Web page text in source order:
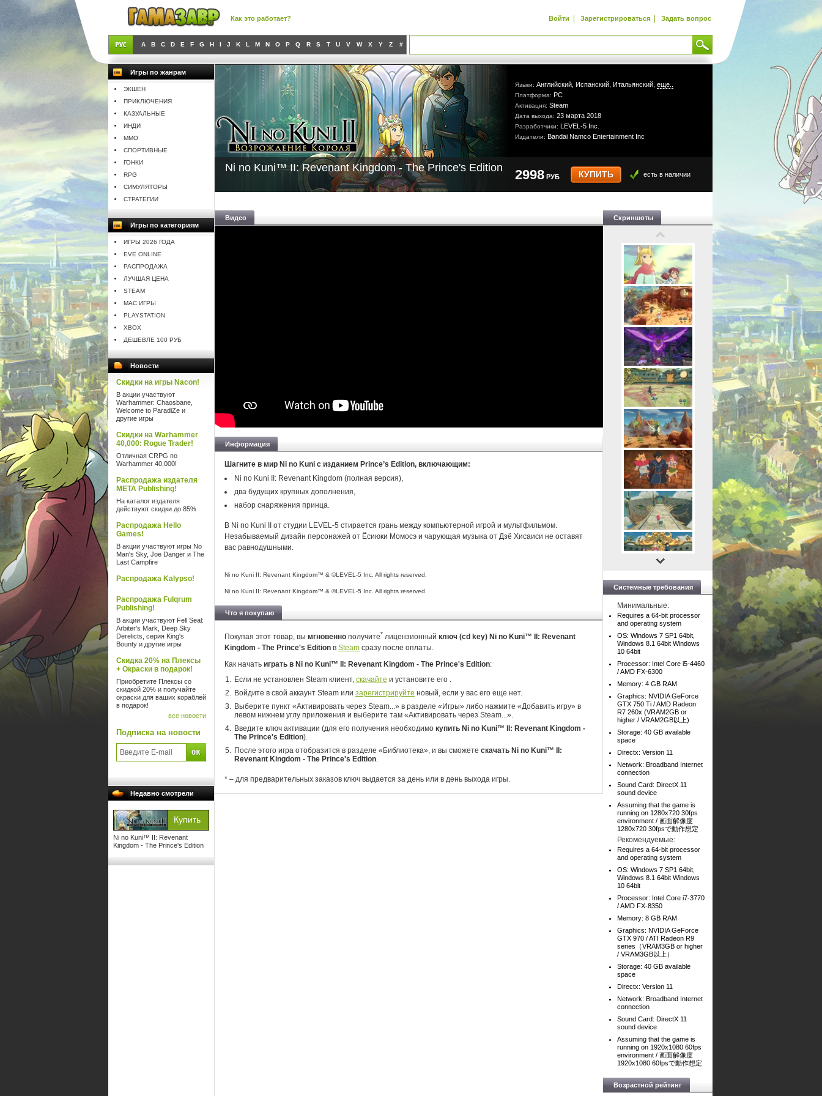
Как это работает? Войти | Зарегистрироваться | Задать вопрос
A B C D E F G H I J K L M N O P Q R S T U V W X Y Z #
Игры по жанрам
ЭКШЕН
ПРИКЛЮЧЕНИЯ
КАЗУАЛЬНЫЕ
ИНДИ
MMO
СПОРТИВНЫЕ
ГОНКИ
RPG
СИМУЛЯТОРЫ
СТРАТЕГИИ
Игры по категориям
ИГРЫ 2026 ГОДА
EVE ONLINE
РАСПРОДАЖА
ЛУЧШАЯ ЦЕНА
STEAM
MAC ИГРЫ
PLAYSTATION
XBOX
ДЕШЕВЛЕ 100 РУБ
Новости
Скидки на игры Nacon!
В акции участвуют
Warhammer: Chaosbane,
Welcome to ParadiZe и
другие игры
Скидки на Warhammer
40,000: Rogue Trader!
Отличная CRPG по
Warhammer 40,000!
Распродажа издателя
META Publishing!
На каталог издателя
действуют скидки до 85%
Распродажа Hello
Games!
В акции участвуют игры No
Man's Sky, Joe Danger и The
Last Campfire
Распродажа Kalypso!
Распродажа Fulqrum
Publishing!
В акции участвуют Fell Seal:
Arbiter's Mark, Deep Sky
Derelicts, серия King's
Bounty и другие игры
Скидка 20% на Плексы
+ Окраски в подарок!
Приобретите Плексы со
скидкой 20% и получайте
окраски для ваших кораблей
в подарок!
все новости
Подписка на новости
Недавно смотрели
Ni no Kuni™ II: Revenant
Kingdom - The Prince's Edition
Языки: Английский, Испанский, Итальянский, еще..
Платформа: PC
Активация: Steam
Дата выхода: 23 марта 2018
Разработчики: LEVEL-5 Inc.
Издатели: Bandai Namco Entertainment Inc
Ni no Kuni™ II: Revenant Kingdom - The Prince's Edition 2998 РУБ КУПИТЬ есть в наличии
Видео
Информация
Шагните в мир Ni no Kuni с изданием Prince’s Edition, включающим:
Ni no Kuni II: Revenant Kingdom (полная версия),
два будущих крупных дополнения,
набор снаряжения принца.
В Ni no Kuni II от студии LEVEL-5 стирается грань между компьютерной игрой и мультфильмом.
Незабываемый дизайн персонажей от Ёсиюки Момосэ и чарующая музыка от Дзё Хисаиси не оставят
вас равнодушными.
Ni no Kuni II: Revenant Kingdom™ & ©LEVEL-5 Inc. All rights reserved.
Ni no Kuni II: Revenant Kingdom™ & ©LEVEL-5 Inc. All rights reserved.
Что я покупаю
Покупая этот товар, вы мгновенно получите* лицензионный ключ (cd key) Ni no Kuni™ II: Revenant
Kingdom - The Prince's Edition в Steam сразу после оплаты.
Как начать играть в Ni no Kuni™ II: Revenant Kingdom - The Prince's Edition:
Если не установлен Steam клиент, скачайте и установите его .
Войдите в свой аккаунт Steam или зарегистрируйте новый, если у вас его еще нет.
Выберите пункт «Активировать через Steam...» в разделе «Игры» либо нажмите «Добавить игру» в
левом нижнем углу приложения и выберите там «Активировать через Steam...».
Введите ключ активации (для его получения необходимо купить Ni no Kuni™ II: Revenant Kingdom -
The Prince's Edition).
После этого игра отобразится в разделе «Библиотека», и вы сможете скачать Ni no Kuni™ II:
Revenant Kingdom - The Prince's Edition.
* – для предварительных заказов ключ выдается за день или в день выхода игры.
Скриншоты
Системные требования
Минимальные:
Requires a 64-bit processor
and operating system
OS: Windows 7 SP1 64bit,
Windows 8.1 64bit Windows
10 64bit
Processor: Intel Core i5-4460
/ AMD FX-6300
Memory: 4 GB RAM
Graphics: NVIDIA GeForce
GTX 750 Ti / AMD Radeon
R7 260x (VRAM2GB or
higher / VRAM2GB以上)
Storage: 40 GB available
space
Directx: Version 11
Network: Broadband Internet
connection
Sound Card: DirectX 11
sound device
Assuming that the game is
running on 1280x720 30fps
environment / 画面解像度
1280x720 30fpsで動作想定
Рекомендуемые:
Requires a 64-bit processor
and operating system
OS: Windows 7 SP1 64bit,
Windows 8.1 64bit Windows
10 64bit
Processor: Intel Core i7-3770
/ AMD FX-8350
Memory: 8 GB RAM
Graphics: NVIDIA GeForce
GTX 970 / ATI Radeon R9
series（VRAM3GB or higher
/ VRAM3GB以上）
Storage: 40 GB available
space
Directx: Version 11
Network: Broadband Internet
connection
Sound Card: DirectX 11
sound device
Assuming that the game is
running on 1920x1080 60fps
environment / 画面解像度
1920x1080 60fpsで動作想定
Возрастной рейтинг